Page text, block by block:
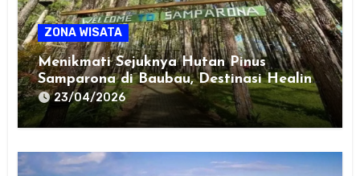
ZONA WISATA
Menikmati Sejuknya Hutan Pinus
Samparona di Baubau, Destinasi Healing
Favorit!
23/04/2026